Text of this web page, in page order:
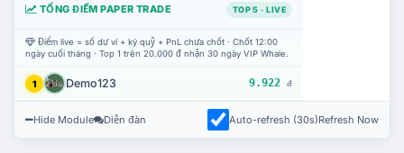
TỔNG ĐIỂM PAPER TRADE TOP 5 · LIVE
Điểm live = số dư ví + ký quỹ + PnL chưa chốt · Chốt 12:00
ngày cuối tháng · Top 1 trên 20.000 đ nhận 30 ngày VIP Whale.
1 Demo123 9.922 đ
Hide Module Diễn đàn Auto-refresh (30s)Refresh Now